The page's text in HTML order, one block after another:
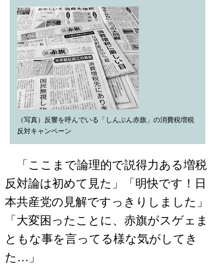
（写真）反響を呼んでいる「しんぶん赤旗」の消費税増税
反対キャンペーン
「ここまで論理的で説得力ある増税
反対論は初めて見た」「明快です！日
本共産党の見解ですっきりしました」
「大変困ったことに、赤旗がスゲェま
ともな事を言ってる様な気がしてき
た…」